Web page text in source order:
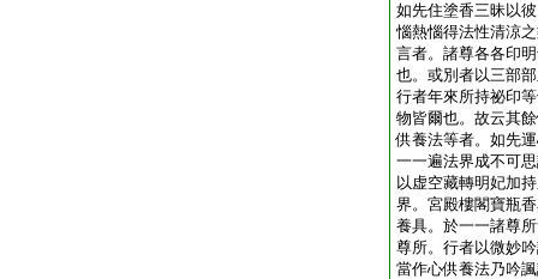
如先住塗香三昧以
惱熱惱得法性清涼
言者。諸尊各各印
也。或別者以三部
行者年來所持祕印
物皆爾也。故云其
供養法等者。如先
一一遍法界成不可
以虚空藏轉明妃加
界。宮殿樓閣寶瓶
養具。於一一諸尊
尊所。行者以微妙
當作心供養法乃吟